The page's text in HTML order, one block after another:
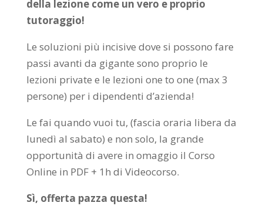
della lezione come un vero e proprio
tutoraggio!
Le soluzioni più incisive dove si possono fare
passi avanti da gigante sono proprio le
lezioni private e le lezioni one to one (max 3
persone) per i dipendenti d’azienda!
Le fai quando vuoi tu, (fascia oraria libera da
lunedì al sabato) e non solo, la grande
opportunità di avere in omaggio il Corso
Online in PDF + 1h di Videocorso.
Sì, offerta pazza questa!